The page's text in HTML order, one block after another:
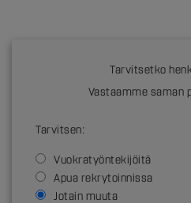
Tarvitsetko
Vastaamme saman
Tarvitsen:
Vuokratyöntekijöitä
Apua rekrytoinnissa
Jotain muuta